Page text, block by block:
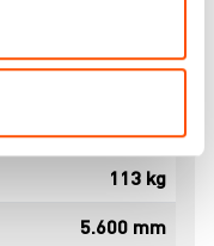
montageopgaver
Dokumenter
113 kg
5.600 mm